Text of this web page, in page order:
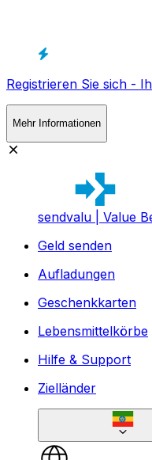
Registrieren Sie sich -
Mehr Informationen
sendvalu | Value
Geld senden
Aufladungen
Geschenkkarten
Lebensmittelkörbe
Hilfe & Support
Zielländer